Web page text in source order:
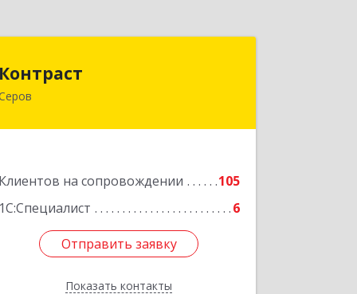
Контраст
Клиентов на сопровождении
105
1С:Специалист
6
Отправить заявку
Показать контакты
624993, Свердловская обл, Серов г,
Отправить заявку
Назад